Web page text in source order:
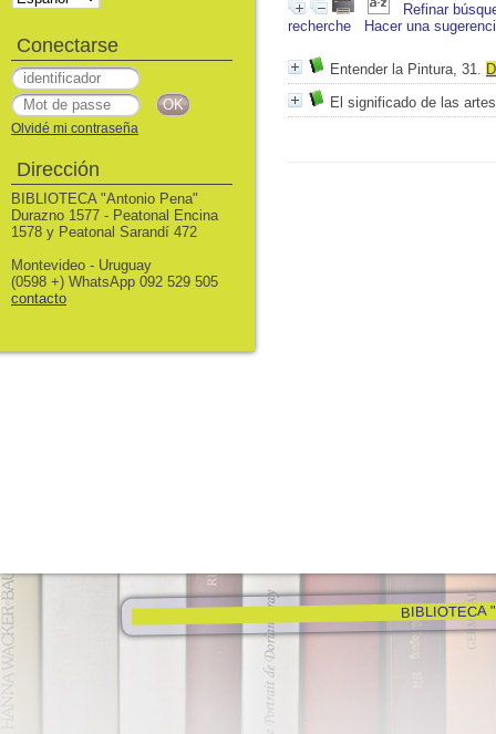
Refinar
recherche
Hacer una
Entender la Pintura, 31.
El significado de las
BIBLIOTECA
Conectarse
Olvidé mi contraseña
Dirección
BIBLIOTECA "Antonio Pena"
Durazno 1577 - Peatonal Encina
1578 y Peatonal Sarandí 472
Montevideo - Uruguay
(0598 +) WhatsApp 092 529 505
contacto